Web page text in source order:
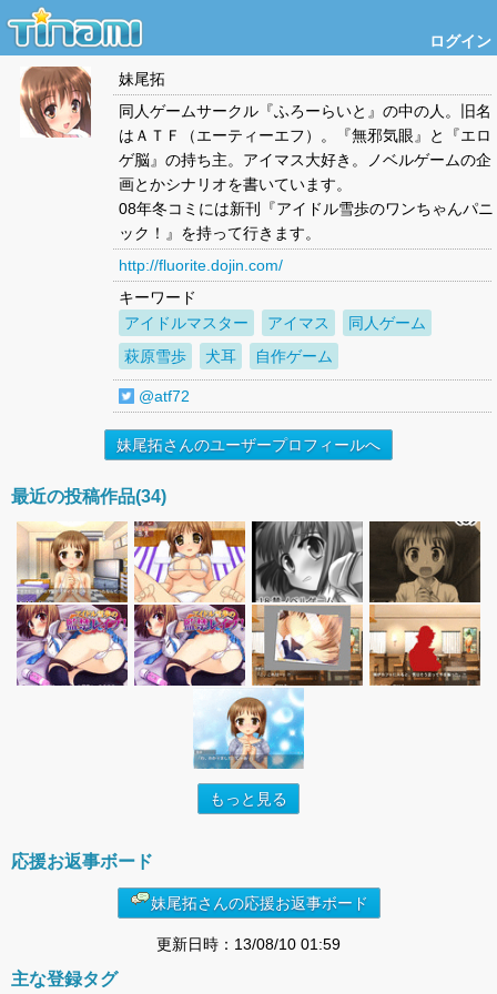
ログイン
妹尾拓
同人ゲームサークル『ふろーらいと』の中の人。旧名
はＡＴＦ（エーティーエフ）。『無邪気眼』と『エロ
ゲ脳』の持ち主。アイマス大好き。ノベルゲームの企
画とかシナリオを書いています。
08年冬コミには新刊『アイドル雪歩のワンちゃんパニ
ック！』を持って行きます。
http://fluorite.dojin.com/
キーワード
アイドルマスター
アイマス
同人ゲーム
萩原雪歩
犬耳 自作ゲーム
@atf72
妹尾拓さんのユーザープロフィールへ
最近の投稿作品(34)
もっと見る
応援お返事ボード
妹尾拓さんの応援お返事ボード
更新日時：13/08/10 01:59
主な登録タグ